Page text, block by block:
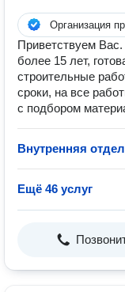
Организация
Приветствуем
более 15 лет,
строительные
сроки, на все
с подбором
Внутренняя
Ещё 46 услуг